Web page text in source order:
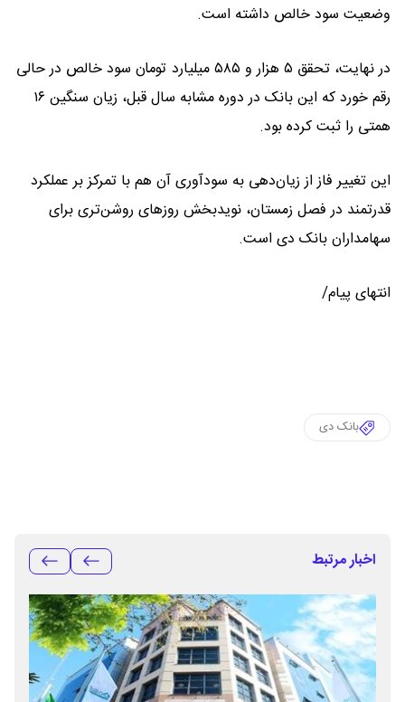
وضعیت سود خالص داشته است.
در نهایت، تحقق ۵ هزار و ۵۸۵ میلیارد تومان سود خالص در حالی
رقم خورد که این بانک در دوره مشابه سال قبل، زیان سنگین ۱۶
همتی را ثبت کرده بود.
این تغییر فاز از زیان‌دهی به سودآوری آن هم با تمرکز بر عملکرد
قدرتمند در فصل زمستان، نویدبخش روزهای روشن‌تری برای
سهامداران بانک دی است.
انتهای پیام/
بانک دی
اخبار مرتبط